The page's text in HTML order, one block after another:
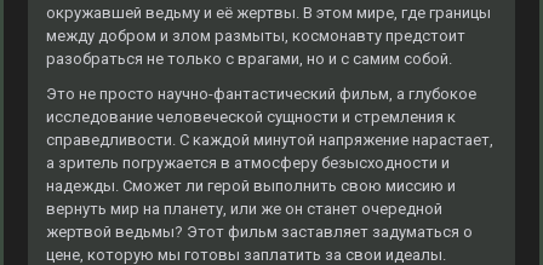
окружавшей ведьму и её жертвы. В этом мире, где границы
между добром и злом размыты, космонавту предстоит
разобраться не только с врагами, но и с самим собой.
Это не просто научно-фантастический фильм, а глубокое
исследование человеческой сущности и стремления к
справедливости. С каждой минутой напряжение нарастает,
а зритель погружается в атмосферу безысходности и
надежды. Сможет ли герой выполнить свою миссию и
вернуть мир на планету, или же он станет очередной
жертвой ведьмы? Этот фильм заставляет задуматься о
цене, которую мы готовы заплатить за свои идеалы.